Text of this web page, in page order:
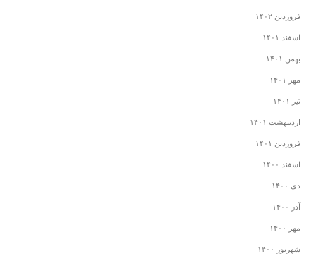
فروردین ۱۴۰۲
اسفند ۱۴۰۱
بهمن ۱۴۰۱
مهر ۱۴۰۱
تیر ۱۴۰۱
اردیبهشت ۱۴۰۱
فروردین ۱۴۰۱
اسفند ۱۴۰۰
دی ۱۴۰۰
آذر ۱۴۰۰
مهر ۱۴۰۰
شهریور ۱۴۰۰